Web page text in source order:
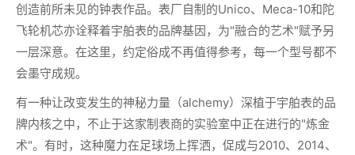
创造前所未见的钟表作品。表厂自制的Unico、Meca-10和陀
飞轮机芯亦诠释着宇舶表的品牌基因，为"融合的艺术"赋予另
一层深意。在这里，约定俗成不再值得参考，每一个型号都不
会墨守成规。
有一种让改变发生的神秘力量（alchemy）深植于宇舶表的品
牌内核之中，不止于这家制表商的实验室中正在进行的"炼金
术"。有时，这种魔力在足球场上挥洒，促成与2010、2014、